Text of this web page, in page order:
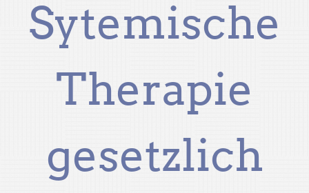
in Berlin
Sytemische
Therapie
gesetzlich